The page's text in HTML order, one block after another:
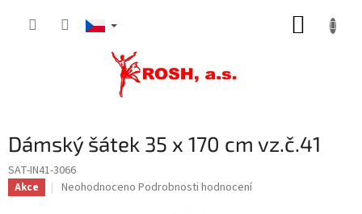
Dámský šátek 35 x 170 cm vz.č.41
SAT-IN41-3066
Akce
Průměrné
Neohodnoceno Podrobnosti hodnocení